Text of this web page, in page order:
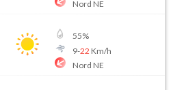
Nord NE
55%
9-22 Km/h
Nord NE